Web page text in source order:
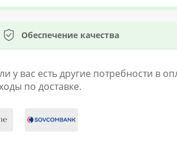
Обеспечение качества
есть другие потребности в
по доставке.